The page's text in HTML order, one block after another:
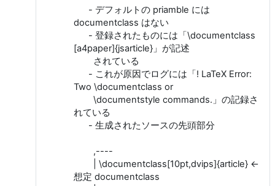
- デフォルトの priamble には
documentclass はない
- 登録されたものには「\documentclass
[a4paper]{jsarticle}」が記述
されている
- これが原因でログには「! LaTeX Error:
Two \documentclass or
\documentstyle commands.」の記録さ
れている
- 生成されたソースの先頭部分
,----
| \documentclass[10pt,dvips]{article} ←
想定 documentclass